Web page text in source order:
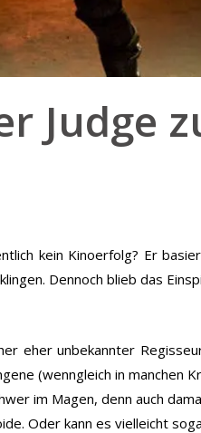
Judge
kein Kinoerfolg? Er
Dennoch blieb das
eher unbekannter
(wenngleich in manchen
im Magen, denn auch
Oder kann es vielleicht